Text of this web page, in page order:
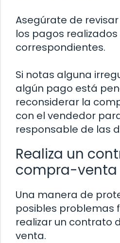
Asegúrate de
los pagos
correspondientes.
Si notas alguna
algún pago está
reconsiderar la
con el vendedor
responsable de las
Realiza un
compra-venta
Una manera de
posibles problemas
realizar un contrato
venta.